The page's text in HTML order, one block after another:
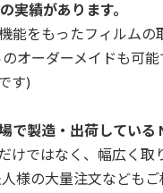
実績があります。
能をもったフィルム
オーダーメイドも可
す)
で製造・出荷している
ではなく、幅広く取
様の大量注文などもご